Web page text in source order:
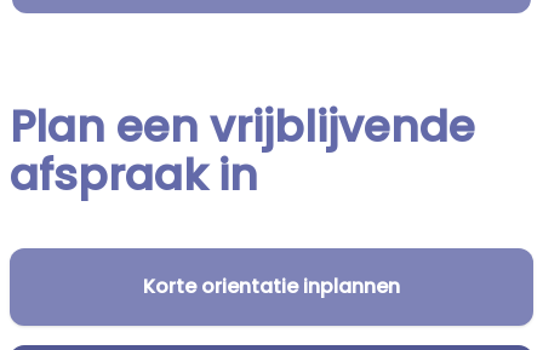
Plan een vrijblijvende
afspraak in
Korte orientatie inplannen